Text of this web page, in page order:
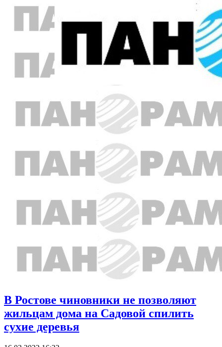
В Ростове чиновники не позволяют
жильцам дома на Садовой спилить
сухие деревья